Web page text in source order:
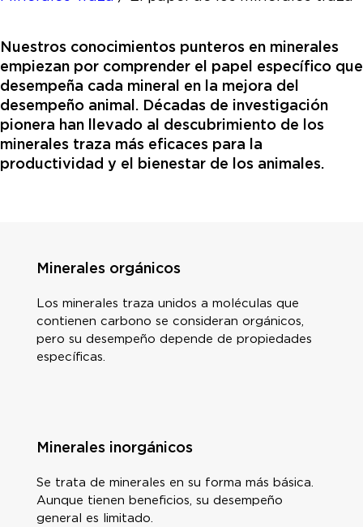
Nuestros conocimientos punteros en minerales
empiezan por comprender el papel específico que
desempeña cada mineral en la mejora del
desempeño animal. Décadas de investigación
pionera han llevado al descubrimiento de los
minerales traza más eficaces para la
productividad y el bienestar de los animales.
Minerales orgánicos
Los minerales traza unidos a moléculas que
contienen carbono se consideran orgánicos,
pero su desempeño depende de propiedades
específicas.
Minerales inorgánicos
Se trata de minerales en su forma más básica.
Aunque tienen beneficios, su desempeño
general es limitado.